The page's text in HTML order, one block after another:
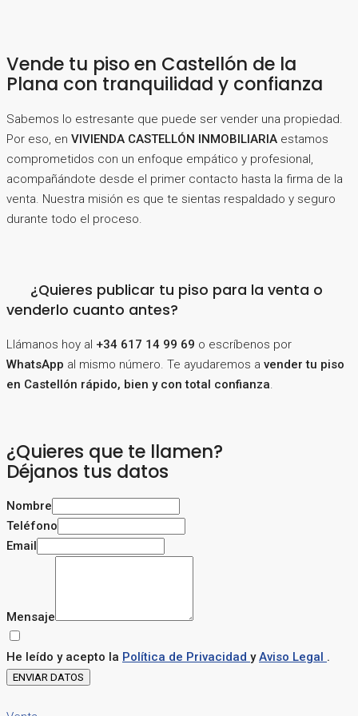
Vende tu piso en Castellón de la
Plana con tranquilidad y confianza
Sabemos lo estresante que puede ser vender una propiedad.
Por eso, en VIVIENDA CASTELLÓN INMOBILIARIA estamos
comprometidos con un enfoque empático y profesional,
acompañándote desde el primer contacto hasta la firma de la
venta. Nuestra misión es que te sientas respaldado y seguro
durante todo el proceso.
¿Quieres publicar tu piso para la venta o
venderlo cuanto antes?
Llámanos hoy al +34 617 14 99 69 o escríbenos por
WhatsApp al mismo número. Te ayudaremos a vender tu piso
en Castellón rápido, bien y con total confianza.
¿Quieres que te llamen?
Déjanos tus datos
Nombre
Teléfono
Email
Mensaje
He leído y acepto la Política de Privacidad yAviso Legal .
ENVIAR DATOS